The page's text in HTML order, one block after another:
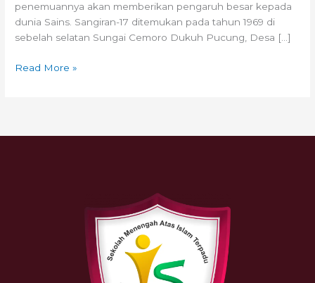
penemuannya akan memberikan pengaruh besar kepada
dunia Sains. Sangiran-17 ditemukan pada tahun 1969 di
sebelah selatan Sungai Cemoro Dukuh Pucung, Desa […]
Read More »